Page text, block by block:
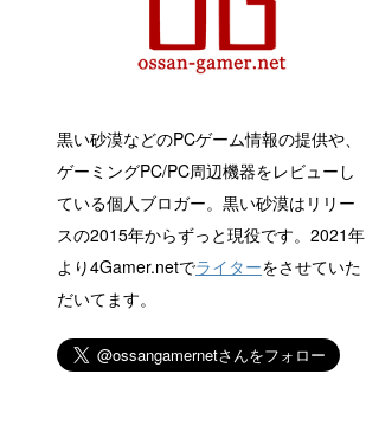
黒い砂漠などのPCゲーム情報の提供や、
ゲーミングPC/PC周辺機器をレビューし
ている個人ブロガー。黒い砂漠はリリー
スの2015年からずっと現役です。2021年
より4Gamer.netでライターをさせていた
だいてます。